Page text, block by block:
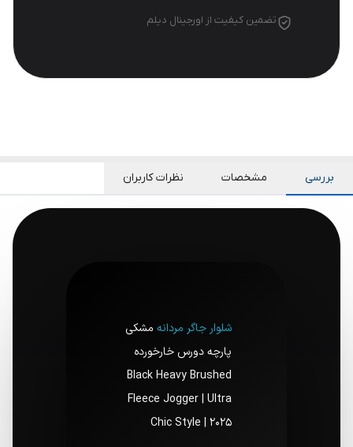
تضمین کیفیت از اورجینال دیلم
بررسی مشخصات نظرات کاربران
شلوار جاگر مردانه مشکی
پارچه دورس خارخورده
Black Heavy Brushed
Fleece Jogger | Ultra
Chic Style | 2025